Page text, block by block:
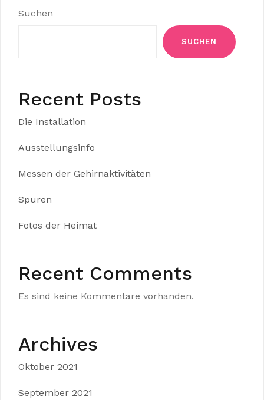
Suchen
SUCHEN
Recent Posts
Die Installation
Ausstellungsinfo
Messen der Gehirnaktivitäten
Spuren
Fotos der Heimat
Recent Comments
Es sind keine Kommentare vorhanden.
Archives
Oktober 2021
September 2021